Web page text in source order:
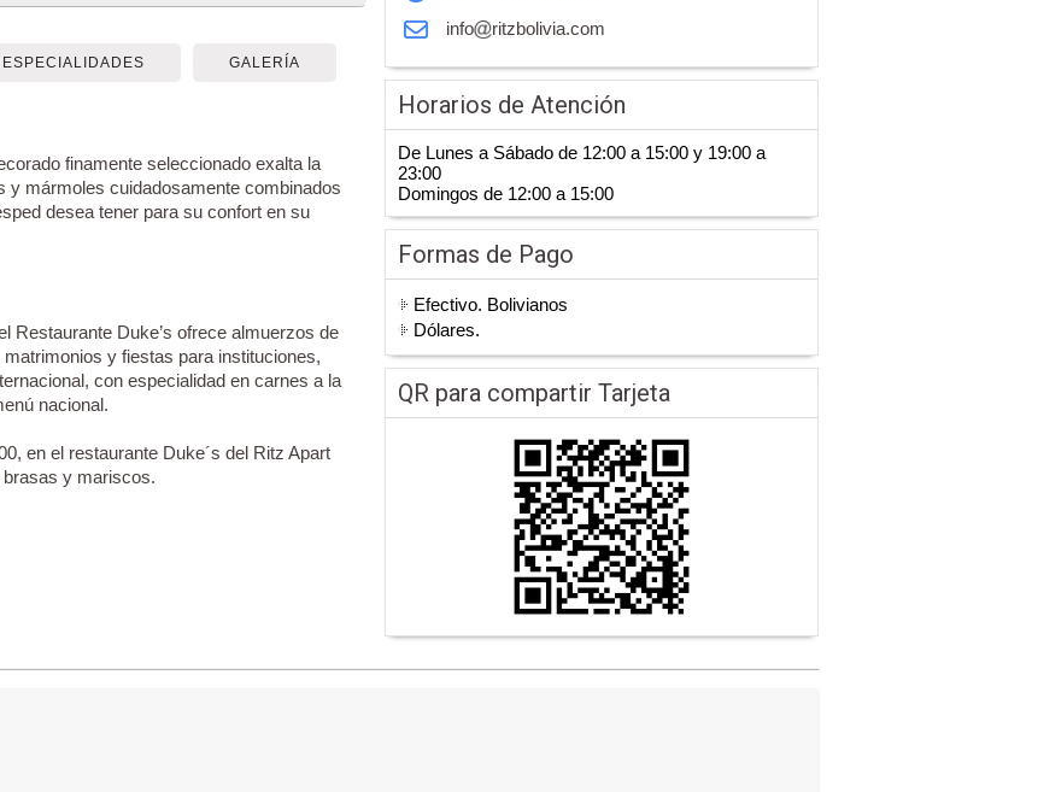
ESPECIALIDADES GALERÍA
finamente seleccionado exalta la
y mármoles cuidadosamente combinados
desea tener para su confort en su
Restaurante Duke’s ofrece almuerzos de
y fiestas para instituciones,
con especialidad en carnes a la
nacional.
en el restaurante Duke´s del Ritz Apart
brasas y mariscos.
info
ritzbolivia.com
Horarios de Atención
De Lunes a Sábado de 12:00 a 15:00 y 19:00 a
23:00
Domingos de 12:00 a 15:00
Formas de Pago
Efectivo. Bolivianos
Dólares.
QR para compartir Tarjeta